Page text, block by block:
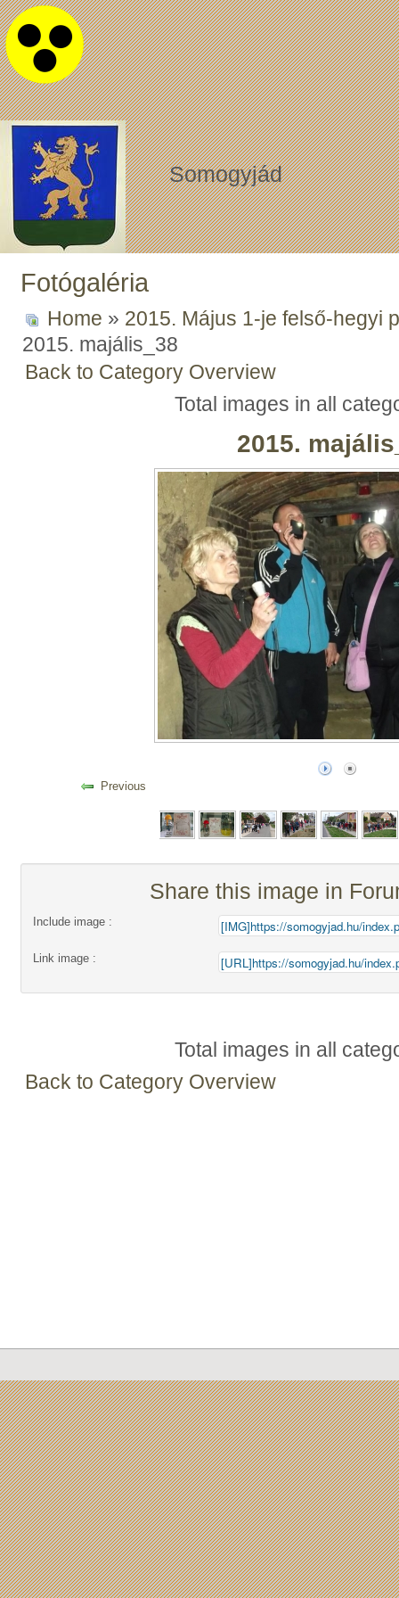
Somogyjád
Fotógaléria
Home » 2015. Május 1-je felső-hegyi
2015. majális_38
Back to Category Overview
Total images in all
2015.
Previous
Share this image in
Include image :
Link image :
Total images in all
Back to Category Overview